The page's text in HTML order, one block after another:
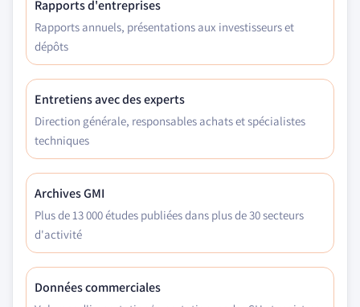
Rapports d'entreprises
Rapports annuels, présentations aux investisseurs et
dépôts
Entretiens avec des experts
Direction générale, responsables achats et spécialistes
techniques
Archives GMI
Plus de 13 000 études publiées dans plus de 30 secteurs
d'activité
Données commerciales